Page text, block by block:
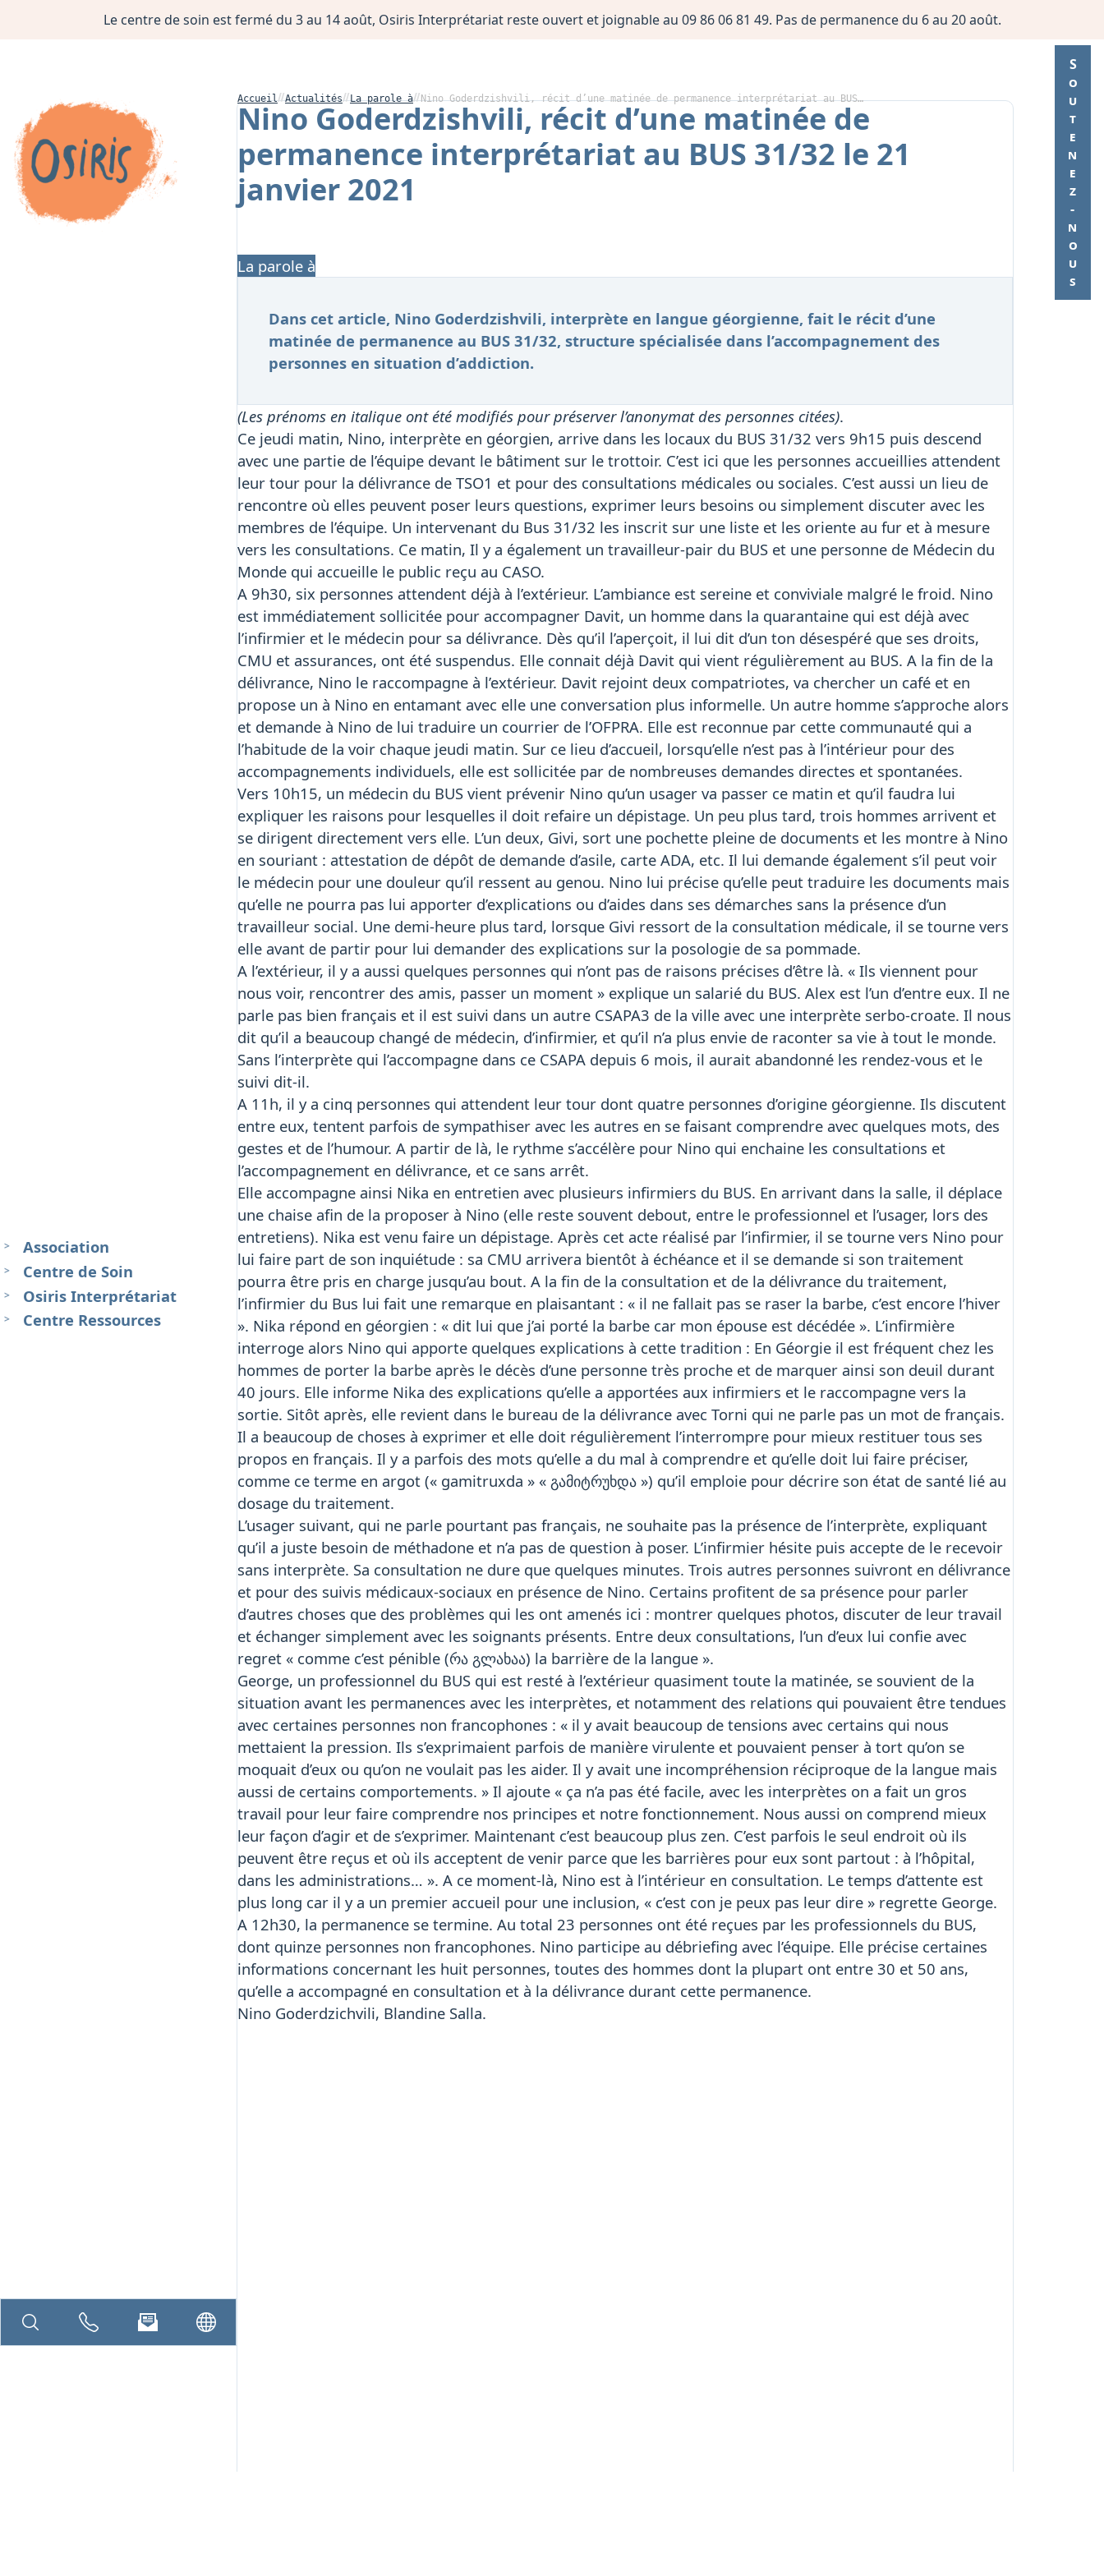
Le centre de soin est fermé du 3 au 14 août, Osiris Interprétariat reste ouvert et joignable au 09 86 06 81 49. Pas de permanence du 6 au 20 août.
Soutenez-nous
Association
Centre de Soin
Osiris Interprétariat
Centre Ressources
Accueil Actualités La parole à Nino Goderdzishvili, récit d’une matinée de permanence interprétariat au BUS…
Nino Goderdzishvili, récit d’une matinée de
permanence interprétariat au BUS 31/32 le 21
janvier 2021
La parole à
Dans cet article, Nino Goderdzishvili, interprète en langue géorgienne, fait le récit d’une
matinée de permanence au BUS 31/32, structure spécialisée dans l’accompagnement des
personnes en situation d’addiction.
(Les prénoms en italique ont été modifiés pour préserver l’anonymat des personnes citées).
Ce jeudi matin, Nino, interprète en géorgien, arrive dans les locaux du BUS 31/32 vers 9h15 puis descend
avec une partie de l’équipe devant le bâtiment sur le trottoir. C’est ici que les personnes accueillies attendent
leur tour pour la délivrance de TSO1 et pour des consultations médicales ou sociales. C’est aussi un lieu de
rencontre où elles peuvent poser leurs questions, exprimer leurs besoins ou simplement discuter avec les
membres de l’équipe. Un intervenant du Bus 31/32 les inscrit sur une liste et les oriente au fur et à mesure
vers les consultations. Ce matin, Il y a également un travailleur-pair du BUS et une personne de Médecin du
Monde qui accueille le public reçu au CASO.
A 9h30, six personnes attendent déjà à l’extérieur. L’ambiance est sereine et conviviale malgré le froid. Nino
est immédiatement sollicitée pour accompagner Davit, un homme dans la quarantaine qui est déjà avec
l’infirmier et le médecin pour sa délivrance. Dès qu’il l’aperçoit, il lui dit d’un ton désespéré que ses droits,
CMU et assurances, ont été suspendus. Elle connait déjà Davit qui vient régulièrement au BUS. A la fin de la
délivrance, Nino le raccompagne à l’extérieur. Davit rejoint deux compatriotes, va chercher un café et en
propose un à Nino en entamant avec elle une conversation plus informelle. Un autre homme s’approche alors
et demande à Nino de lui traduire un courrier de l’OFPRA. Elle est reconnue par cette communauté qui a
l’habitude de la voir chaque jeudi matin. Sur ce lieu d’accueil, lorsqu’elle n’est pas à l’intérieur pour des
accompagnements individuels, elle est sollicitée par de nombreuses demandes directes et spontanées.
Vers 10h15, un médecin du BUS vient prévenir Nino qu’un usager va passer ce matin et qu’il faudra lui
expliquer les raisons pour lesquelles il doit refaire un dépistage. Un peu plus tard, trois hommes arrivent et
se dirigent directement vers elle. L’un deux, Givi, sort une pochette pleine de documents et les montre à Nino
en souriant : attestation de dépôt de demande d’asile, carte ADA, etc. Il lui demande également s’il peut voir
le médecin pour une douleur qu’il ressent au genou. Nino lui précise qu’elle peut traduire les documents mais
qu’elle ne pourra pas lui apporter d’explications ou d’aides dans ses démarches sans la présence d’un
travailleur social. Une demi-heure plus tard, lorsque Givi ressort de la consultation médicale, il se tourne vers
elle avant de partir pour lui demander des explications sur la posologie de sa pommade.
A l’extérieur, il y a aussi quelques personnes qui n’ont pas de raisons précises d’être là. « Ils viennent pour
nous voir, rencontrer des amis, passer un moment » explique un salarié du BUS. Alex est l’un d’entre eux. Il ne
parle pas bien français et il est suivi dans un autre CSAPA3 de la ville avec une interprète serbo-croate. Il nous
dit qu’il a beaucoup changé de médecin, d’infirmier, et qu’il n’a plus envie de raconter sa vie à tout le monde.
Sans l’interprète qui l’accompagne dans ce CSAPA depuis 6 mois, il aurait abandonné les rendez-vous et le
suivi dit-il.
A 11h, il y a cinq personnes qui attendent leur tour dont quatre personnes d’origine géorgienne. Ils discutent
entre eux, tentent parfois de sympathiser avec les autres en se faisant comprendre avec quelques mots, des
gestes et de l’humour. A partir de là, le rythme s’accélère pour Nino qui enchaine les consultations et
l’accompagnement en délivrance, et ce sans arrêt.
Elle accompagne ainsi Nika en entretien avec plusieurs infirmiers du BUS. En arrivant dans la salle, il déplace
une chaise afin de la proposer à Nino (elle reste souvent debout, entre le professionnel et l’usager, lors des
entretiens). Nika est venu faire un dépistage. Après cet acte réalisé par l’infirmier, il se tourne vers Nino pour
lui faire part de son inquiétude : sa CMU arrivera bientôt à échéance et il se demande si son traitement
pourra être pris en charge jusqu’au bout. A la fin de la consultation et de la délivrance du traitement,
l’infirmier du Bus lui fait une remarque en plaisantant : « il ne fallait pas se raser la barbe, c’est encore l’hiver
». Nika répond en géorgien : « dit lui que j’ai porté la barbe car mon épouse est décédée ». L’infirmière
interroge alors Nino qui apporte quelques explications à cette tradition : En Géorgie il est fréquent chez les
hommes de porter la barbe après le décès d’une personne très proche et de marquer ainsi son deuil durant
40 jours. Elle informe Nika des explications qu’elle a apportées aux infirmiers et le raccompagne vers la
sortie. Sitôt après, elle revient dans le bureau de la délivrance avec Torni qui ne parle pas un mot de français.
Il a beaucoup de choses à exprimer et elle doit régulièrement l’interrompre pour mieux restituer tous ses
propos en français. Il y a parfois des mots qu’elle a du mal à comprendre et qu’elle doit lui faire préciser,
comme ce terme en argot (« gamitruxda » « გამიტრუხდა ») qu’il emploie pour décrire son état de santé lié au
dosage du traitement.
L’usager suivant, qui ne parle pourtant pas français, ne souhaite pas la présence de l’interprète, expliquant
qu’il a juste besoin de méthadone et n’a pas de question à poser. L’infirmier hésite puis accepte de le recevoir
sans interprète. Sa consultation ne dure que quelques minutes. Trois autres personnes suivront en délivrance
et pour des suivis médicaux-sociaux en présence de Nino. Certains profitent de sa présence pour parler
d’autres choses que des problèmes qui les ont amenés ici : montrer quelques photos, discuter de leur travail
et échanger simplement avec les soignants présents. Entre deux consultations, l’un d’eux lui confie avec
regret « comme c’est pénible (რა გლახაა) la barrière de la langue ».
George, un professionnel du BUS qui est resté à l’extérieur quasiment toute la matinée, se souvient de la
situation avant les permanences avec les interprètes, et notamment des relations qui pouvaient être tendues
avec certaines personnes non francophones : « il y avait beaucoup de tensions avec certains qui nous
mettaient la pression. Ils s’exprimaient parfois de manière virulente et pouvaient penser à tort qu’on se
moquait d’eux ou qu’on ne voulait pas les aider. Il y avait une incompréhension réciproque de la langue mais
aussi de certains comportements. » Il ajoute « ça n’a pas été facile, avec les interprètes on a fait un gros
travail pour leur faire comprendre nos principes et notre fonctionnement. Nous aussi on comprend mieux
leur façon d’agir et de s’exprimer. Maintenant c’est beaucoup plus zen. C’est parfois le seul endroit où ils
peuvent être reçus et où ils acceptent de venir parce que les barrières pour eux sont partout : à l’hôpital,
dans les administrations… ». A ce moment-là, Nino est à l’intérieur en consultation. Le temps d’attente est
plus long car il y a un premier accueil pour une inclusion, « c’est con je peux pas leur dire » regrette George.
A 12h30, la permanence se termine. Au total 23 personnes ont été reçues par les professionnels du BUS,
dont quinze personnes non francophones. Nino participe au débriefing avec l’équipe. Elle précise certaines
informations concernant les huit personnes, toutes des hommes dont la plupart ont entre 30 et 50 ans,
qu’elle a accompagné en consultation et à la délivrance durant cette permanence.
Nino Goderdzichvili, Blandine Salla.